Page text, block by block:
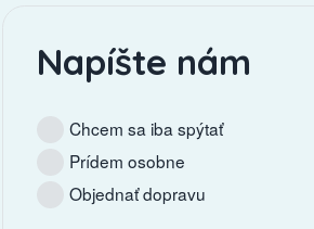
Napíšte nám
Chcem sa iba spýtať
Prídem osobne
Objednať dopravu